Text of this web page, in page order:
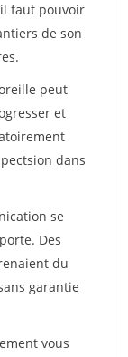
faut pouvoir
de son
peut
et
dans
se
Des
du
garantie
vous